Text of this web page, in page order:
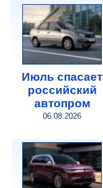
Июль спасает
российский
автопром
06.08.2026